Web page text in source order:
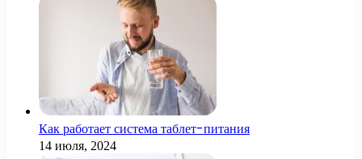
Как работает система таблет-питания
14 июля, 2024